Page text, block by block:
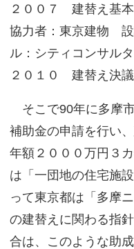
２００７ 建替え基
協力者：東京建物
ル：シティコンサル
２０１０ 建替え決
そこで90年に多摩
補助金の申請を行い
年額２０００万円３
は「一団地の住宅施
って東京都は「多摩
の建替えに関わる指
合は、このような助